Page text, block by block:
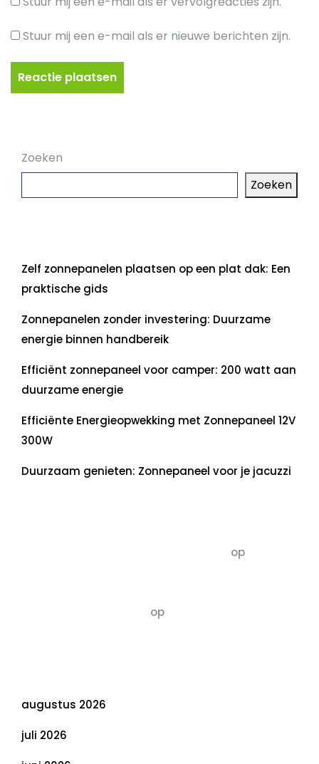
Stuur mij een e-mail als er nieuwe berichten zijn.
Zoeken
Zoeken
Zelf zonnepanelen plaatsen op een plat dak: Een
praktische gids
Zonnepanelen zonder investering: Duurzame
energie binnen handbereik
Efficiënt zonnepaneel voor camper: 200 watt aan
duurzame energie
Efficiënte Energieopwekking met Zonnepaneel 12V
300W
Duurzaam genieten: Zonnepaneel voor je jacuzzi
op
op
augustus 2026
juli 2026